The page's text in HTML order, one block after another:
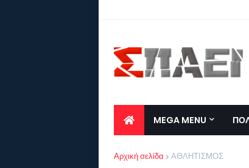
MEGA MENU
Αρχική σελίδα ΑΘΛΗΤΙΣΜΟΣ